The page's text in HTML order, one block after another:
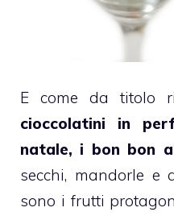
E come da titolo
cioccolatini in
natale, i bon bon
secchi, mandorle e
sono i frutti